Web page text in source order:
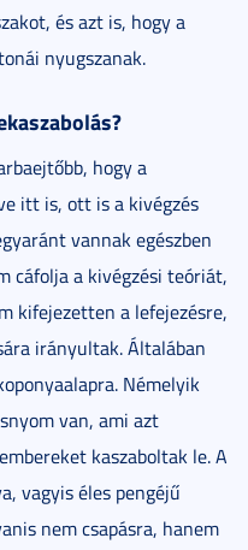
és azt is, hogy a
nyugszanak.
hogy a
itt is, ott is a kivégzés
vannak egészben
cáfolja a kivégzési teóriát,
kifejezetten a lefejezésre,
irányultak. Általában
Némelyik
van, ami azt
kaszaboltak le. A
vagyis éles pengéjű
nem csapásra, hanem